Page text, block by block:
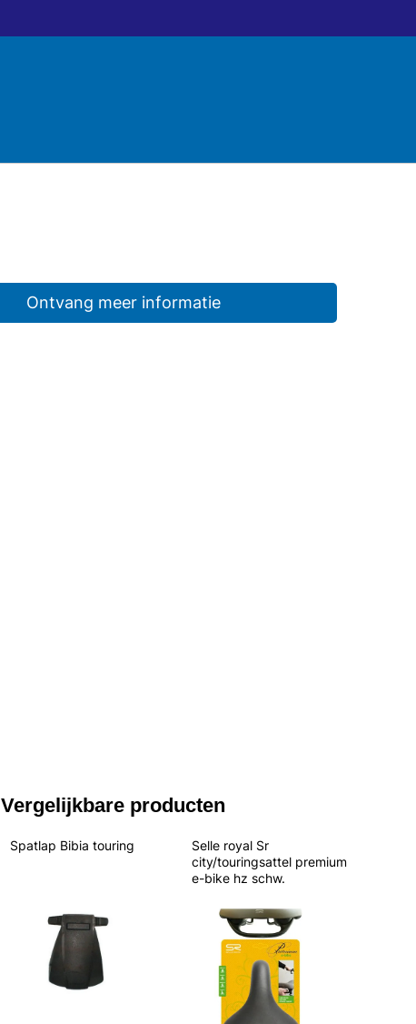
Ontvang meer informatie
Vergelijkbare producten
Spatlap Bibia touring
Selle royal Sr
city/touringsattel premium
e-bike hz schw.